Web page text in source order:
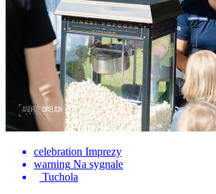
celebration Imprezy
warning Na sygnale
Tuchola